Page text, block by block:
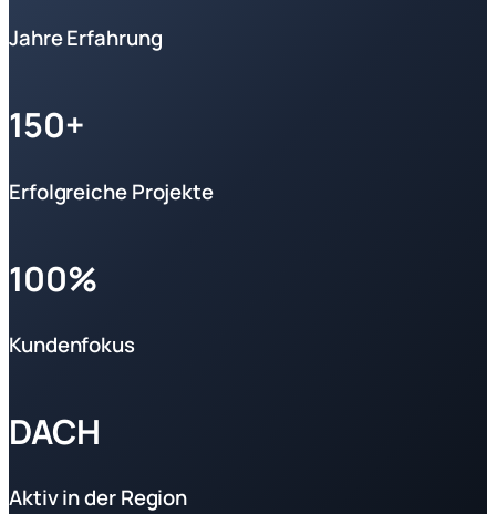
Jahre Erfahrung
150+
Erfolgreiche Projekte
100%
Kundenfokus
DACH
Aktiv in der Region